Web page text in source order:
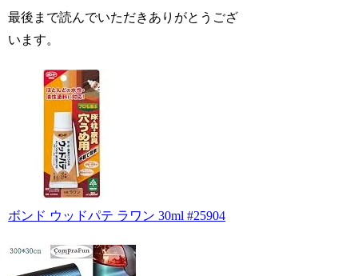
最後まで読んでいただきありがとうござ
います。
ボンド ウッドパテ ラワン 30ml #25904